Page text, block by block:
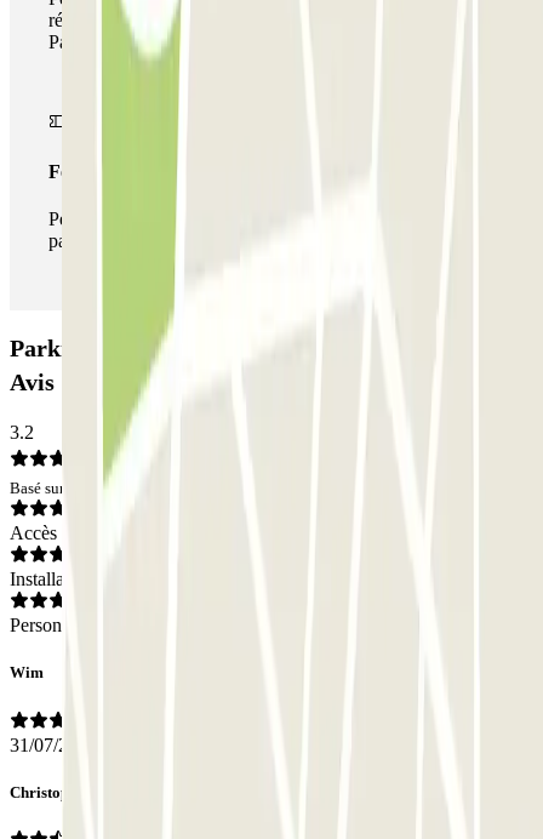
réseau de parkings de cet opérateur disponible sur
Parclick.
Forfait illimité
Pendant votre séjour, vous pouvez entrer et sortir du
parking aussi souvent que vous le souhaitez.
Parking Citadines - Bourse du Travail Zenpark:
Avis
3.2
Basé sur 4 avis
Accès
Installations
Personnel
Wim
31/07/2026
Christophe